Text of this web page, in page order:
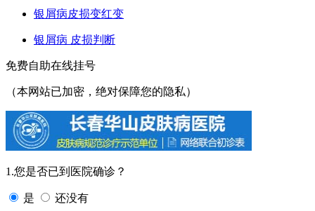
银屑病皮损变红变
银屑病 皮损判断
免费自助在线挂号
（本网站已加密，绝对保障您的隐私）
1.您是否已到医院确诊？
是 还没有